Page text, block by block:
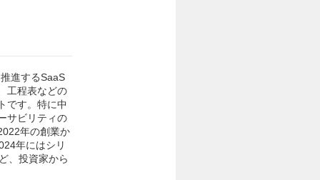
進するSaaS
工程表などの
です。特に中
サビリティの
年の創業か
年にはシリ
、投資家から